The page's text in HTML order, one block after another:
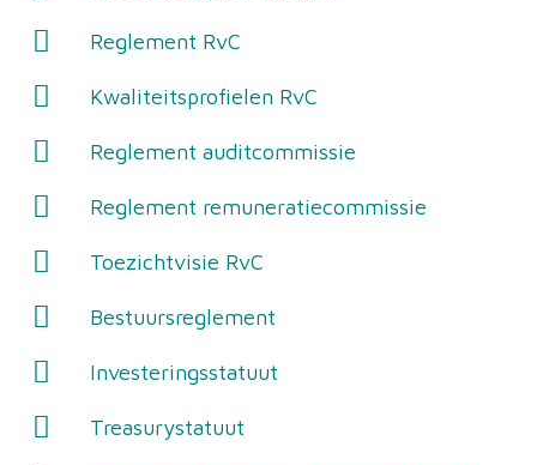
Reglement RvC
Kwaliteitsprofielen RvC
Reglement auditcommissie
Reglement remuneratiecommissie
Toezichtvisie RvC
Bestuursreglement
Investeringsstatuut
Treasurystatuut